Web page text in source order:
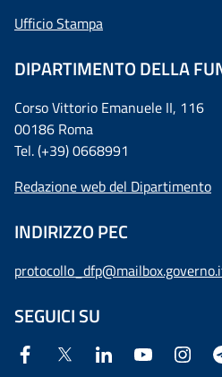
Ufficio Stampa
DIPARTIMENTO DELLA
Corso Vittorio Emanuele II, 116
00186 Roma
Tel. (+39) 0668991
Redazione web del Dipartimento
INDIRIZZO PEC
SEGUICI SU